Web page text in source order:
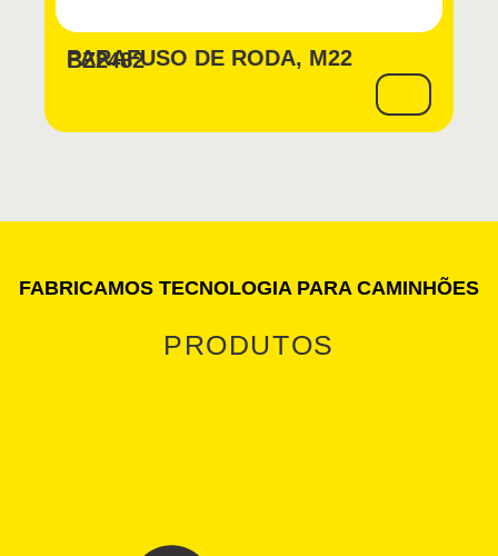
BZ2482
PARAFUSO DE RODA, M22
FABRICAMOS TECNOLOGIA PARA CAMINHÕES
PRODUTOS